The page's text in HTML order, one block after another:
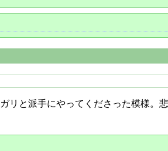
と派手にやってくださった模様。